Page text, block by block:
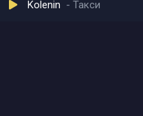
Kolenin Такси